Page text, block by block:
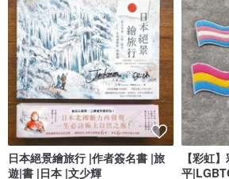
日本絕景繪旅行 |作者簽名書 |旅
遊|書 |日本 |文少輝
【彩虹
平